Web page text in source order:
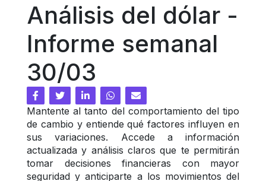
Análisis del dólar -
Informe semanal
30/03
Mantente al tanto del comportamiento del tipo
de cambio y entiende qué factores influyen en
sus variaciones. Accede a información
actualizada y análisis claros que te permitirán
tomar decisiones financieras con mayor
seguridad y anticiparte a los movimientos del